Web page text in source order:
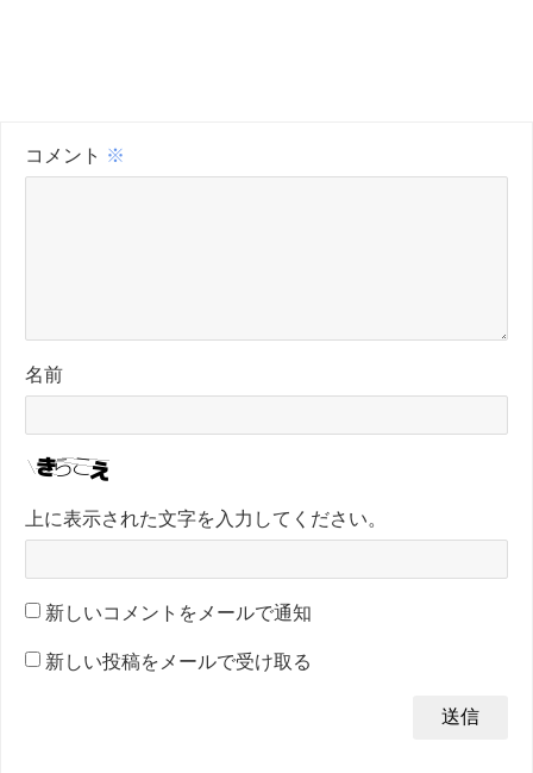
コメント ※
名前
上に表示された文字を入力してください。
新しいコメントをメールで通知
新しい投稿をメールで受け取る